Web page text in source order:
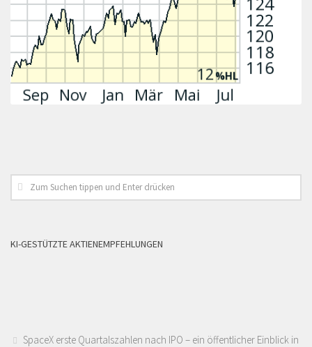
KI-GESTÜTZTE AKTIENEMPFEHLUNGEN
SpaceX erste Quartalszahlen nach IPO – ein öffentlicher Einblick in